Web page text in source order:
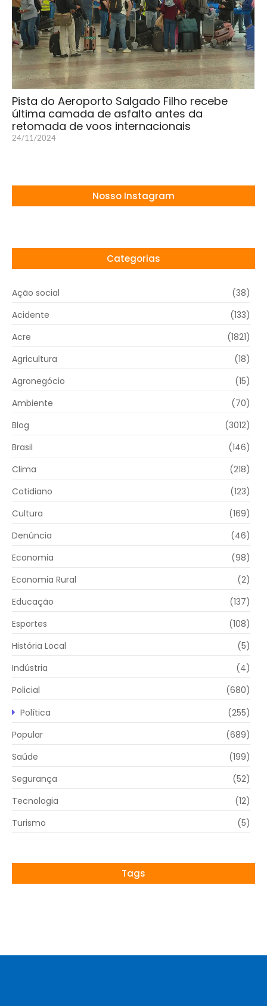
Pista do Aeroporto Salgado Filho recebe
última camada de asfalto antes da
retomada de voos internacionais
24/11/2024
Nosso Instagram
Categorias
Ação social
(38)
Acidente
(133)
Acre
(1821)
Agricultura
(18)
Agronegócio
(15)
Ambiente
(70)
Blog
(3012)
Brasil
(146)
Clima
(218)
Cotidiano
(123)
Cultura
(169)
Denúncia
(46)
Economia
(98)
Economia Rural
(2)
Educação
(137)
Esportes
(108)
História Local
(5)
Indústria
(4)
Policial
(680)
Política
(255)
Popular
(689)
Saúde
(199)
Segurança
(52)
Tecnologia
(12)
Turismo
(5)
Tags